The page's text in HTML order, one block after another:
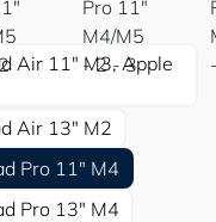
Air 11″ M3, Apple
Air 13″ M2
Pro 11″ M4
Pro 13″ M4